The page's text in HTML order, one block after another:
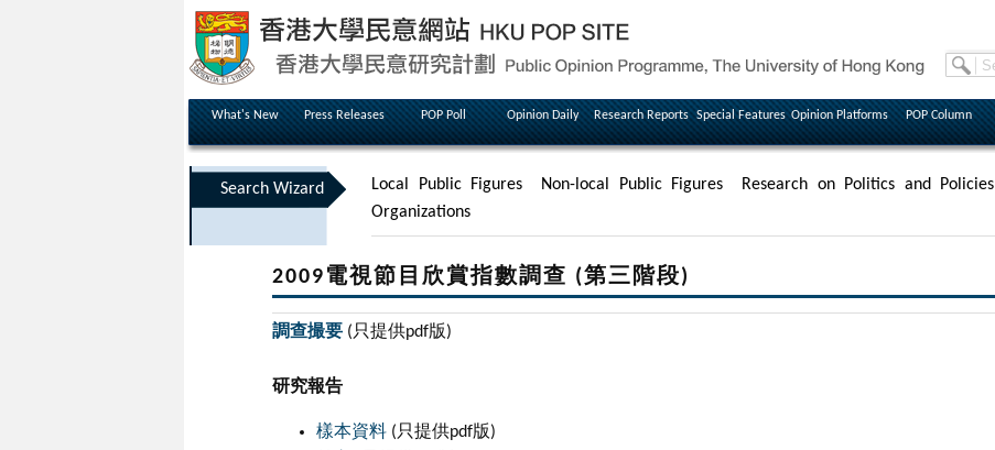
What's New Press Releases POP Poll Opinion Daily Research Reports Special Features Opinion Platforms POP Column
Search Wizard Local Public Figures Non-local Public Figures Research on Politics and Policies
Organizations
2009電視節目欣賞指數調查 (第三階段)
調查撮要 (只提供pdf版)
研究報告
樣本資料 (只提供pdf版)